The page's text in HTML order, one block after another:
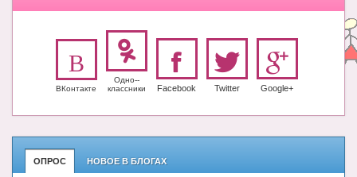
ВКонтакте
Одно-­
класс­ники
Facebook Twitter Google+
ОПРОС НОВОЕ В БЛОГАХ